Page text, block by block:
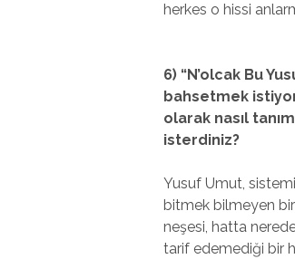
herkes o hissi
6) “N’olcak Bu
bahsetmek
olarak nasıl
isterdiniz?
Yusuf Umut,
bitmek bilmeyen
neşesi, hatta
tarif edemediği bir